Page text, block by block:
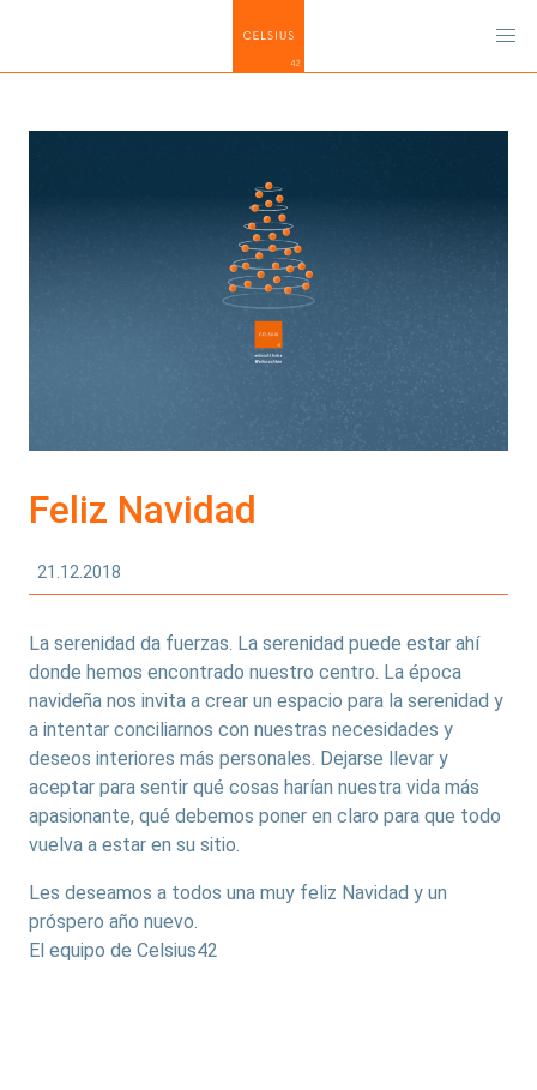
Feliz Navidad
21.12.2018
La serenidad da fuerzas. La serenidad puede estar ahí
donde hemos encontrado nuestro centro. La época
navideña nos invita a crear un espacio para la serenidad y
a intentar conciliarnos con nuestras necesidades y
deseos interiores más personales. Dejarse llevar y
aceptar para sentir qué cosas harían nuestra vida más
apasionante, qué debemos poner en claro para que todo
vuelva a estar en su sitio.
Les deseamos a todos una muy feliz Navidad y un
próspero año nuevo.
El equipo de Celsius42